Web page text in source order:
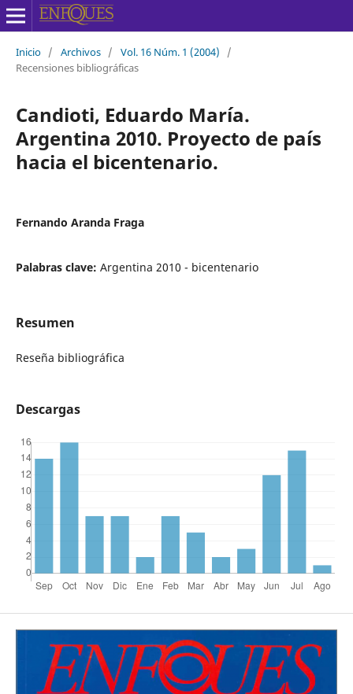
Inicio / Archivos / Vol. 16 Núm. 1 (2004)
/
Recensiones bibliográficas
Candioti, Eduardo María.
Argentina 2010. Proyecto de país
hacia el bicentenario.
Fernando Aranda Fraga
Palabras clave: Argentina 2010 - bicentenario
Resumen
Reseña bibliográfica
Descargas